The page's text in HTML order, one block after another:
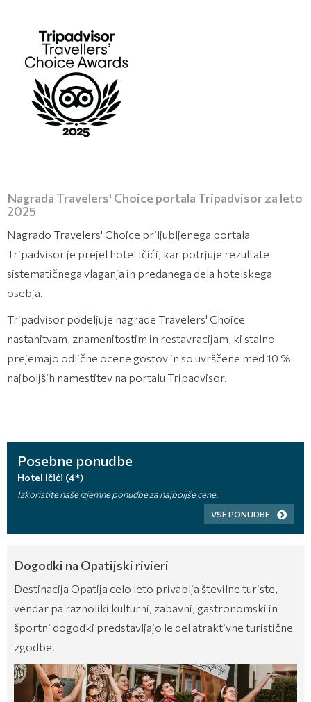
Nagrada Travelers' Choice portala Tripadvisor za leto
2025
Nagrado Travelers' Choice priljubljenega portala
Tripadvisor je prejel hotel Ičići, kar potrjuje rezultate
sistematičnega vlaganja in predanega dela hotelskega
osebja.
Tripadvisor podeljuje nagrade Travelers' Choice
nastanitvam, znamenitostim in restavracijam, ki stalno
prejemajo odlične ocene gostov in so uvrščene med 10 %
najboljših namestitev na portalu Tripadvisor.
Posebne ponudbe
Hotel Ičići (4*)
Izkoristite naše izjemne ponudbe za najboljše cene.
VSE PONUDBE
Dogodki na Opatijski rivieri
Destinacija Opatija celo leto privablja številne turiste,
vendar pa raznoliki kulturni, zabavni, gastronomski in
športni dogodki predstavljajo le del atraktivne turistične
zgodbe.